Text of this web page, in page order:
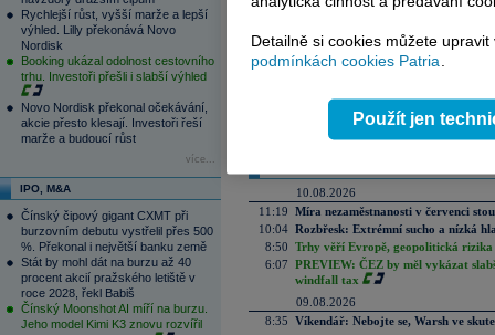
Rychlejší růst, vyšší marže a lepší
výhled. Lilly překonává Novo
Nordisk
Booking ukázal odolnost cestovního
trhu. Investoři přešli i slabší výhled
Novo Nordisk překonal očekávání,
akcie přesto klesají. Investoři řeší
marže a budoucí růst
více...
IPO, M&A
Čínský čipový gigant CXMT při
burzovním debutu vystřelil přes 500
%. Překonal i největší banku země
Stát by mohl dát na burzu až 40
procent akcií pražského letiště v
roce 2028, řekl Babiš
Čínský Moonshot AI míří na burzu.
Jeho model Kimi K3 znovu rozvířil
Váš názor
takdneska to klaplo
10.08.2026
11:19 Míra nezaměstnanosti v červenci
10:04 Rozbřesk: Extrémní sucho a nízká
8:50 Trhy věří Evropě, geopolitická rizika
6:07 PREVIEW: ČEZ by měl vykázat
windfall tax
09.08.2026
8:35 Víkendář: Nebojte se, Warsh ve
Detailně si cookies můžete
podmínkách cookies Patria.
Použít jen